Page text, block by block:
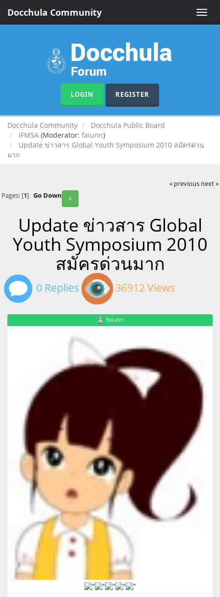
Toggle
Docchula Community
LOGIN REGISTER
Docchula Community
Docchula Public Board
IFMSA (Moderator: faiunn)
Update ข่าวสาร Global Youth Symposium 2010 สมัครด่วน
มาก
« previous next »
+
Pages: [1] Go Down
Update ข่าวสาร Global
Youth Symposium 2010
สมัครด่วนมาก
0 Replies 36912 Views
faiunn